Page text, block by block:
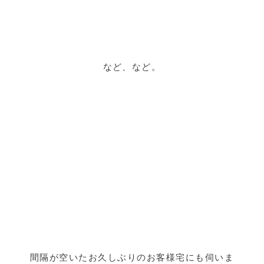
など、など。
間隔が空いたお久しぶりのお客様宅にも伺いま